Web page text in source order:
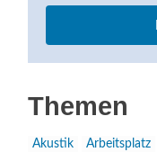
Themen
Akustik Arbeitsplatz